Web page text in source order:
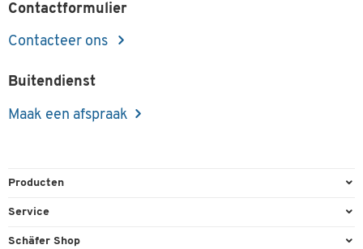
Contactformulier
Contacteer ons
Buitendienst
Maak een afspraak
Producten
Kantoorbenodigdheden
Service
Bestelling herroepen
Schäfer Shop